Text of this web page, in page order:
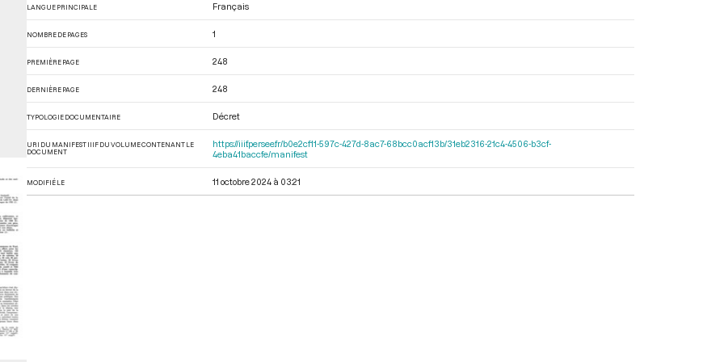
LANGUE PRINCIPALE Français
NOMBRE DE PAGES 1
PREMIÈRE PAGE 248
DERNIÈRE PAGE 248
TYPOLOGIE DOCUMENTAIRE Décret
URI DU MANIFEST IIIF DU VOLUME CONTENANT LE
DOCUMENT
https://iiif.persee.fr/b0e2cf11-597c-427d-8ac7-68bcc0acf13b/31eb2316-21c4-4506-b3cf-
4eba41baccfe/manifest
MODIFIÉ LE 11 octobre 2024 à 03:21